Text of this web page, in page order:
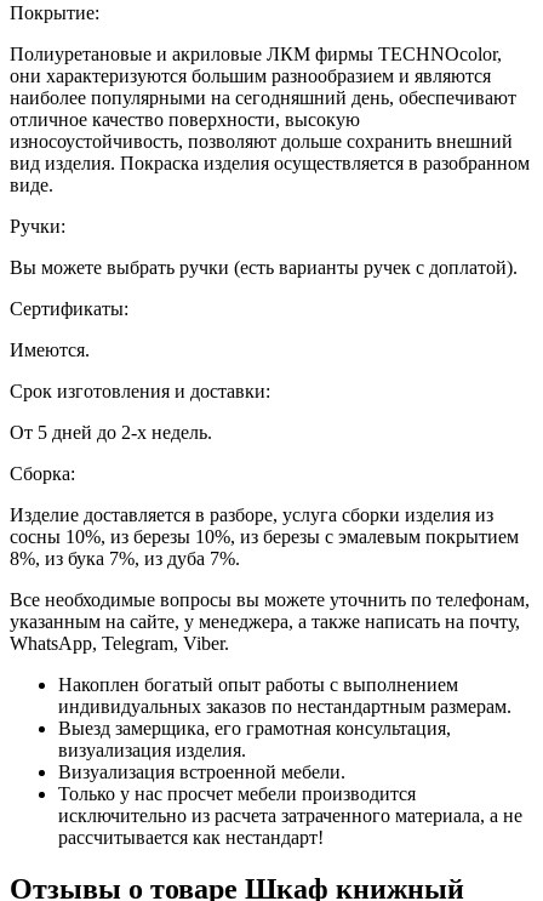
Покрытие:
Полиуретановые и акриловые ЛКМ фирмы TECHNOcolor,
они характеризуются большим разнообразием и являются
наиболее популярными на сегодняшний день, обеспечивают
отличное качество поверхности, высокую
износоустойчивость, позволяют дольше сохранить внешний
вид изделия. Покраска изделия осуществляется в разобранном
виде.
Ручки:
Вы можете выбрать ручки (есть варианты ручек с доплатой).
Сертификаты:
Имеются.
Срок изготовления и доставки:
От 5 дней до 2-х недель.
Сборка:
Изделие доставляется в разборе, услуга сборки изделия из
сосны 10%, из березы 10%, из березы с эмалевым покрытием
8%, из бука 7%, из дуба 7%.
Все необходимые вопросы вы можете уточнить по телефонам,
указанным на сайте, у менеджера, а также написать на почту,
WhatsApp, Telegram, Viber.
Накоплен богатый опыт работы с выполнением
индивидуальных заказов по нестандартным размерам.
Выезд замерщика, его грамотная консультация,
визуализация изделия.
Визуализация встроенной мебели.
Только у нас просчет мебели производится
исключительно из расчета затраченного материала, а не
рассчитывается как нестандарт!
Отзывы о товаре Шкаф книжный